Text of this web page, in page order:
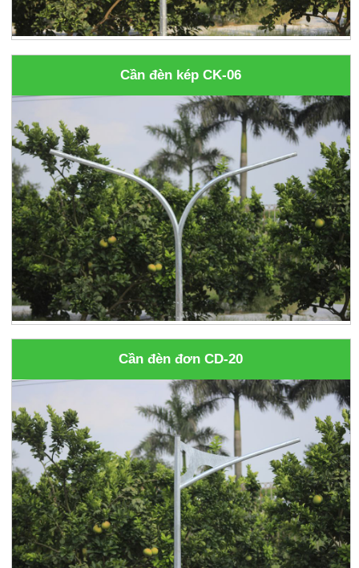
Cần đèn kép CK-06
Cần đèn đơn CD-20